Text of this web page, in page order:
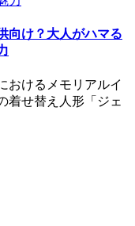
向け？大人がハマる
おけるメモリアルイ
着せ替え人形「ジェ